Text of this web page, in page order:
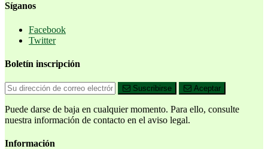
Síganos
Facebook
Twitter
Boletín inscripción
Suscribirse Aceptar
Puede darse de baja en cualquier momento. Para ello, consulte
nuestra información de contacto en el aviso legal.
Información